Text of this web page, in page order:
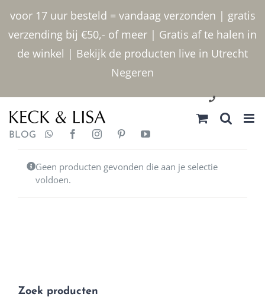
voor 17 uur besteld = vandaag verzonden | gratis
verzending bij €50,- of meer | Gratis af te halen in
de winkel | Bekijk de producten live in Utrecht
Negeren
Ga naar inhoud
030 2400000
BLOG
Geen producten gevonden die aan je selectie
voldoen.
Zoek producten